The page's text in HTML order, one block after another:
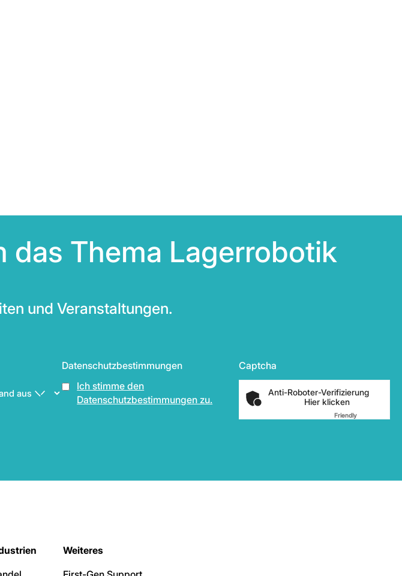
das Thema Lagerrobotik
und Veranstaltungen.
Datenschutzbestimmungen
Ich stimme den
Datenschutzbestimmungen zu.
Captcha
Anti-Roboter-Verifizierung
Hier klicken
FriendlyCaptcha ⇗
Weiteres